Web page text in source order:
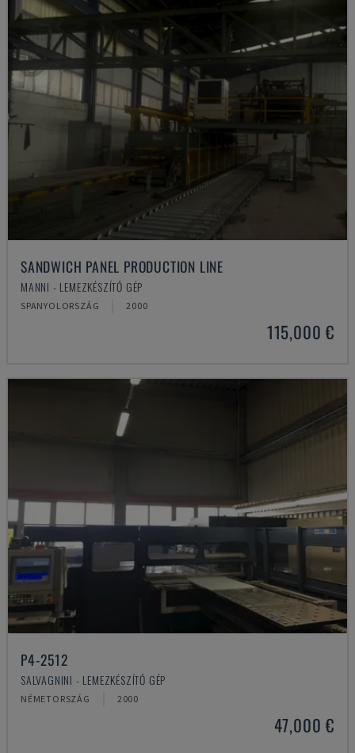
SANDWICH PANEL PRODUCTION LINE
MANNI - LEMEZKÉSZÍTŐ GÉP
SPANYOLORSZÁG 2000
115,000 €
P4-2512
SALVAGNINI - LEMEZKÉSZÍTŐ GÉP
NÉMETORSZÁG 2000
47,000 €